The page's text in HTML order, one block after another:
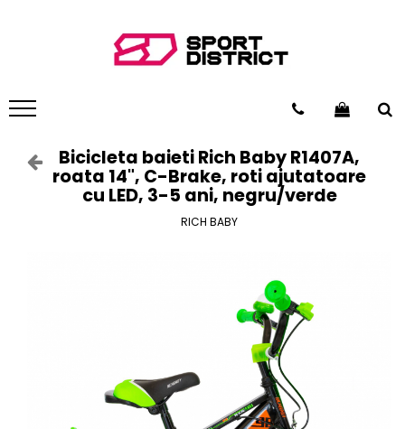
Biciclete de munte
Biciclete copii
Biciclete de dama
VEHICULE ELECTRICE
Carturi electrice
Skateboard electric
Role electrice
Bicicleta baieti Rich Baby R1407A,
roata 14", C-Brake, roti ajutatoare
cu LED, 3-5 ani, negru/verde
RICH BABY